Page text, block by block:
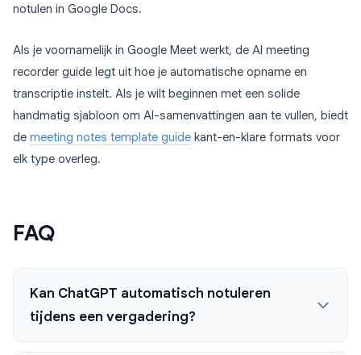
notulen in Google Docs.
Als je voornamelijk in Google Meet werkt, de AI meeting
recorder guide legt uit hoe je automatische opname en
transcriptie instelt. Als je wilt beginnen met een solide
handmatig sjabloon om AI-samenvattingen aan te vullen, biedt
de meeting notes template guide kant-en-klare formats voor
elk type overleg.
FAQ
Kan ChatGPT automatisch notuleren
tijdens een vergadering?